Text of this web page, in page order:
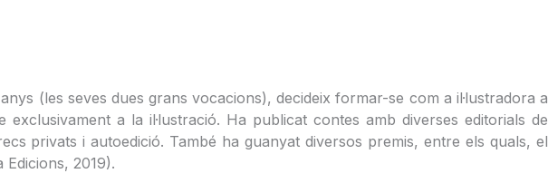
(les seves dues grans vocacions), decideix formar-se com a il·lustradora a
a la il·lustració. Ha publicat contes amb diverses editorials de
privats i autoedició. També ha guanyat diversos premis, entre els quals, el
Edicions, 2019).